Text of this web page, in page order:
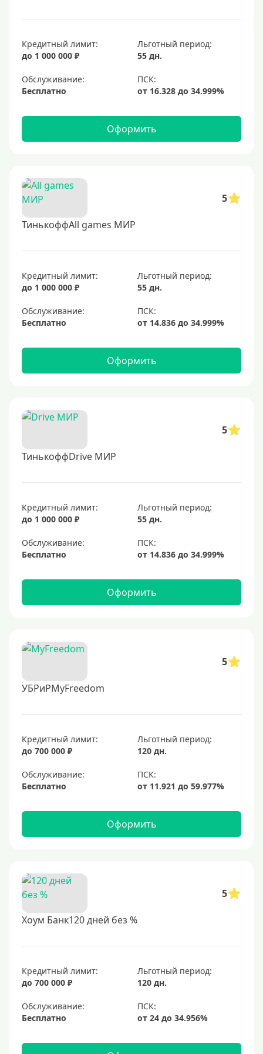
Кредитный лимит:
до 1 000 000 ₽
Льготный период:
55 дн.
Обслуживание:
Бесплатно
Оформить
5
ТинькоффAll games МИР
Кредитный лимит:
до 1 000 000 ₽
Льготный период:
55 дн.
Обслуживание:
Бесплатно
Оформить
5
ТинькоффDrive МИР
Кредитный лимит:
до 1 000 000 ₽
Льготный период:
55 дн.
Обслуживание:
Бесплатно
Оформить
5
УБРиРMyFreedom
Кредитный лимит:
до 700 000 ₽
Льготный период:
120 дн.
Обслуживание:
Бесплатно
Оформить
5
Хоум Банк120 дней без %
Кредитный лимит:
до 700 000 ₽
Льготный период:
120 дн.
Обслуживание:
Бесплатно